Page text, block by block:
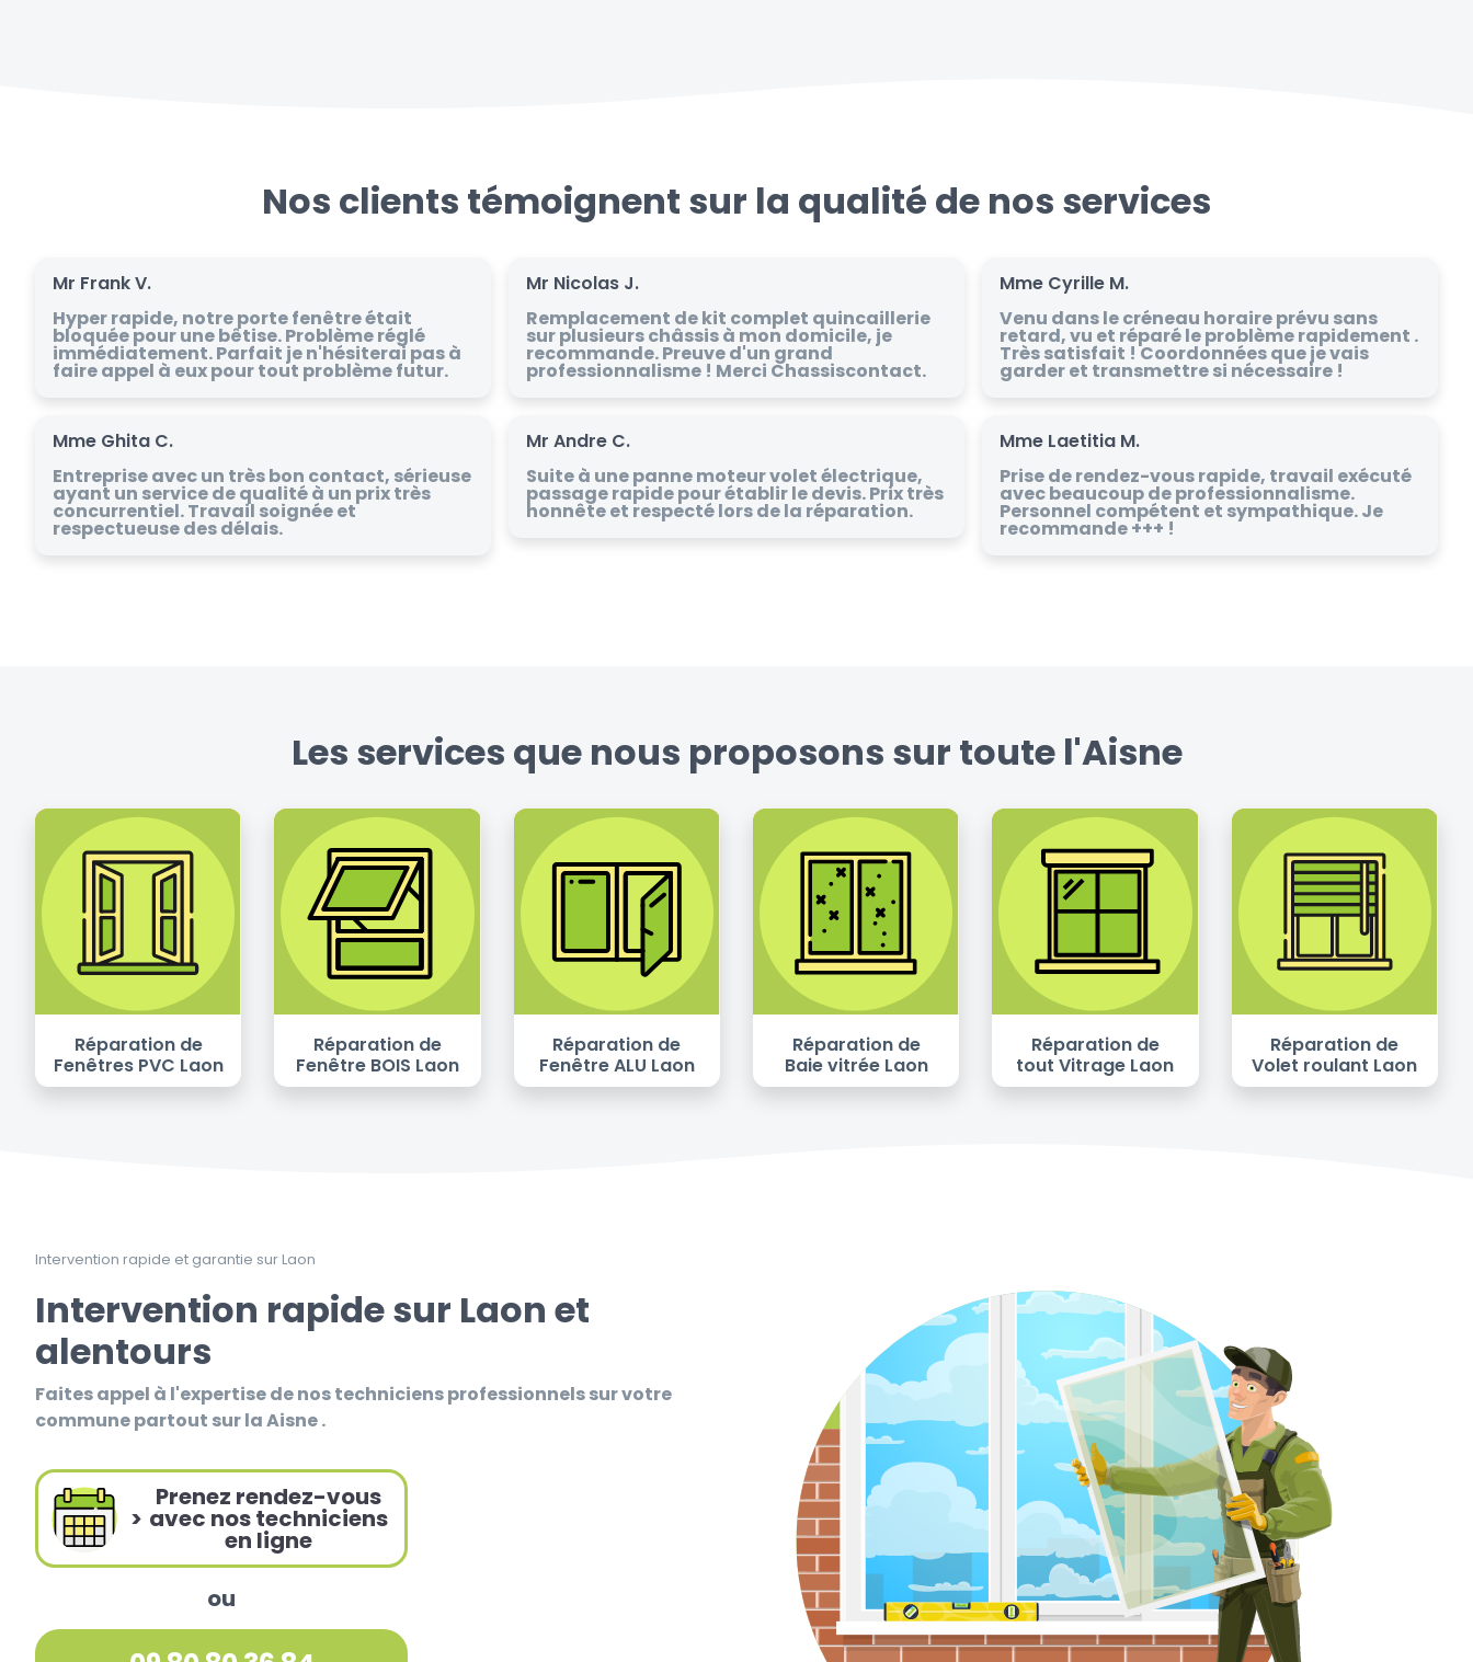
Nos clients témoignent sur la qualité de nos services
Mr Frank V.
Hyper rapide, notre porte fenêtre était
bloquée pour une bêtise. Problème réglé
immédiatement. Parfait je n'hésiterai pas à
faire appel à eux pour tout problème futur.
Mr Nicolas J.
Remplacement de kit complet quincaillerie
sur plusieurs châssis à mon domicile, je
recommande. Preuve d'un grand
professionnalisme ! Merci Chassiscontact.
Mme Cyrille M.
Venu dans le créneau horaire prévu sans
retard, vu et réparé le problème rapidement .
Très satisfait ! Coordonnées que je vais
garder et transmettre si nécessaire !
Mme Ghita C.
Entreprise avec un très bon contact, sérieuse
ayant un service de qualité à un prix très
concurrentiel. Travail soignée et
respectueuse des délais.
Mr Andre C.
Suite à une panne moteur volet électrique,
passage rapide pour établir le devis. Prix très
honnête et respecté lors de la réparation.
Mme Laetitia M.
Prise de rendez-vous rapide, travail exécuté
avec beaucoup de professionnalisme.
Personnel compétent et sympathique. Je
recommande +++ !
Les services que nous proposons sur toute l'Aisne
Réparation de
Fenêtres PVC Laon
Réparation de
Fenêtre BOIS Laon
Réparation de
Fenêtre ALU Laon
Réparation de
Baie vitrée Laon
Réparation de
tout Vitrage Laon
Réparation de
Volet roulant Laon
Intervention rapide et garantie sur Laon
Intervention rapide sur Laon et
alentours
Faites appel à l'expertise de nos techniciens professionnels sur votre
commune partout sur la Aisne .
>
Prenez rendez-vous
avec nos techniciens
en ligne
ou